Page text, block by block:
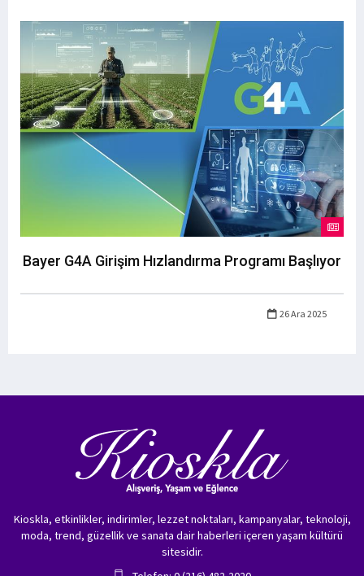
Bayer G4A Girişim Hızlandırma Programı Başlıyor
26 Ara 2025
Kioskla, etkinlikler, indirimler, lezzet noktaları, kampanyalar, teknoloji,
moda, trend, güzellik ve sanata dair haberleri içeren yaşam kültürü
sitesidir.